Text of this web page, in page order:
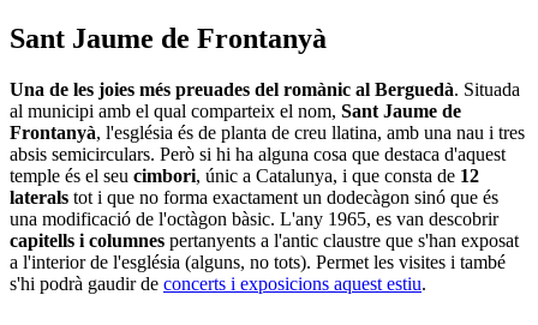
Sant Jaume de Frontanyà
Una de les joies més preuades del romànic al Berguedà. Situada
al municipi amb el qual comparteix el nom, Sant Jaume de
Frontanyà, l'església és de planta de creu llatina, amb una nau i tres
absis semicirculars. Però si hi ha alguna cosa que destaca d'aquest
temple és el seu cimbori, únic a Catalunya, i que consta de 12
laterals tot i que no forma exactament un dodecàgon sinó que és
una modificació de l'octàgon bàsic. L'any 1965, es van descobrir
capitells i columnes pertanyents a l'antic claustre que s'han exposat
a l'interior de l'església (alguns, no tots). Permet les visites i també
s'hi podrà gaudir de concerts i exposicions aquest estiu.